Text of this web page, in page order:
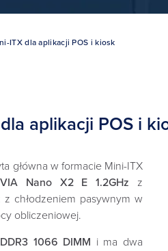
ITX dla aplikacji POS i kiosk
aplikacji POS i
główna w formacie Mini-ITX
VIA Nano X2 E 1.2GHz z
z chłodzeniem pasywnym w
obliczeniowej.
1066 DIMM i ma dwa